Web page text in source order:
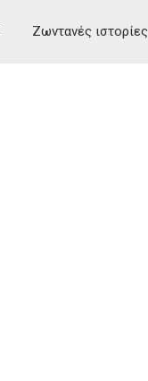
Ζωντανές ιστορίες